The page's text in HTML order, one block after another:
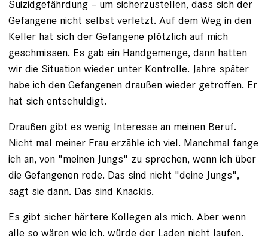
Suizidgefährdung – um sicherzustellen, dass sich der
Gefangene nicht selbst verletzt. Auf dem Weg in den
Keller hat sich der Gefangene plötzlich auf mich
geschmissen. Es gab ein Handgemenge, dann hatten
wir die Situation wieder unter Kontrolle. Jahre später
habe ich den Gefangenen draußen wieder getroffen. Er
hat sich entschuldigt.
Draußen gibt es wenig Interesse an meinen Beruf.
Nicht mal meiner Frau erzähle ich viel. Manchmal fange
ich an, von "meinen Jungs" zu sprechen, wenn ich über
die Gefangenen rede. Das sind nicht "deine Jungs",
sagt sie dann. Das sind Knackis.
Es gibt sicher härtere Kollegen als mich. Aber wenn
alle so wären wie ich, würde der Laden nicht laufen.